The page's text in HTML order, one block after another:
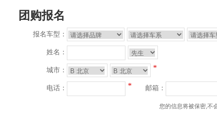
团购报名
报名车型：
姓名：
城市： *
电话： * 邮箱：
您的信息将被保密,不